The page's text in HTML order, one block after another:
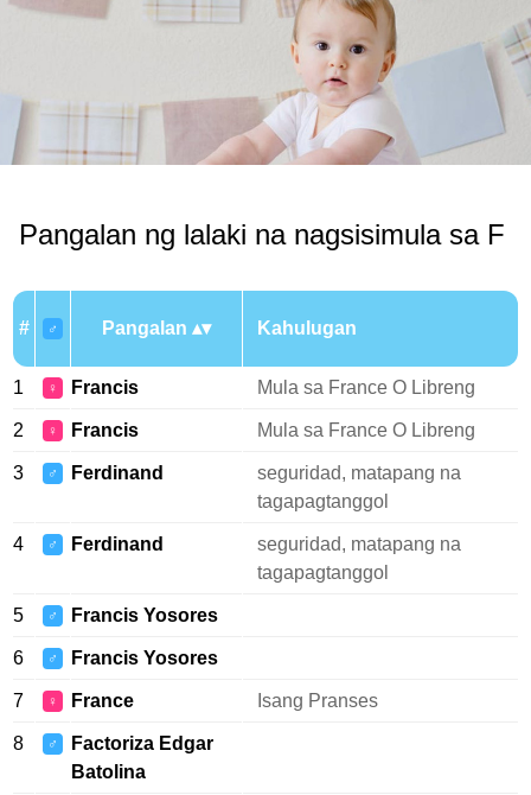
Pangalan ng lalaki na nagsisimula sa F
# ♂ Pangalan Kahulugan
1 ♀ Francis Mula sa France O Libreng
2 ♀ Francis Mula sa France O Libreng
3 ♂ Ferdinand
seguridad, matapang na
tagapagtanggol
4 ♂ Ferdinand
seguridad, matapang na
tagapagtanggol
5 ♂ Francis Yosores
6 ♂ Francis Yosores
7 ♀ France Isang Pranses
8 ♂
Factoriza Edgar
Batolina